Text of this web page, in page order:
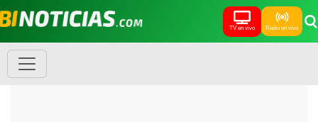
TV en vivo Radio en vivo